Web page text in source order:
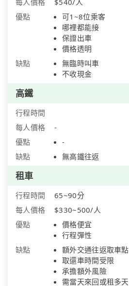
每人價格
$540/人
優點
可1~8位乘客
哪裡都能接
保證出車
價格透明
缺點
無臨時叫車
不收現金
高鐵
行程時間
每人價格
-
優點
-
缺點
無高鐵往返
租車
行程時間
65~90分
每人價格
$330~500/人
優點
價格便宜
行程彈性
缺點
額外交通往返取車點
取還車時間受限
承擔額外風險
需當天來回或租多天